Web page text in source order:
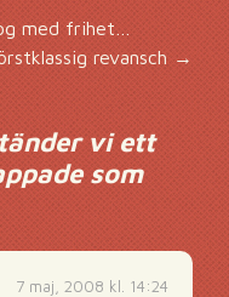
med frihet…
revansch→
vi ett
som
7 maj, 2008 kl. 14:24